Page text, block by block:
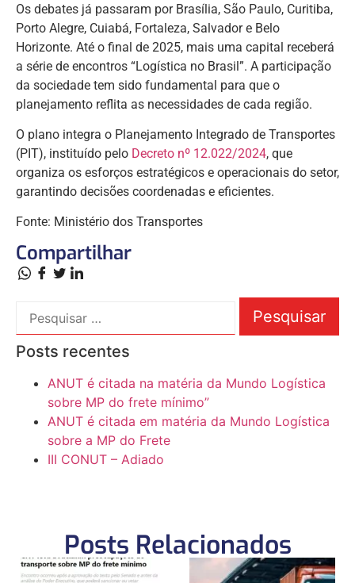
Os debates já passaram por Brasília, São Paulo, Curitiba,
Porto Alegre, Cuiabá, Fortaleza, Salvador e Belo
Horizonte. Até o final de 2025, mais uma capital receberá
a série de encontros “Logística no Brasil”. A participação
da sociedade tem sido fundamental para que o
planejamento reflita as necessidades de cada região.
O plano integra o Planejamento Integrado de Transportes
(PIT), instituído pelo Decreto nº 12.022/2024, que
organiza os esforços estratégicos e operacionais do setor,
garantindo decisões coordenadas e eficientes.
Fonte: Ministério dos Transportes
Compartilhar
Posts recentes
ANUT é citada na matéria da Mundo Logística
sobre MP do frete mínimo”
ANUT é citada em matéria da Mundo Logística
sobre a MP do Frete
III CONUT – Adiado
Posts Relacionados